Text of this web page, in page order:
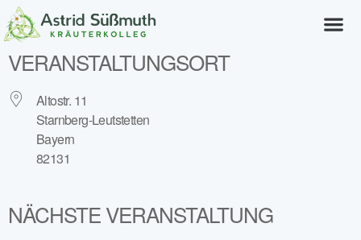
VERANSTALTUNGSORT
Altostr. 11
Starnberg-Leutstetten
Bayern
82131
NÄCHSTE VERANSTALTUNG